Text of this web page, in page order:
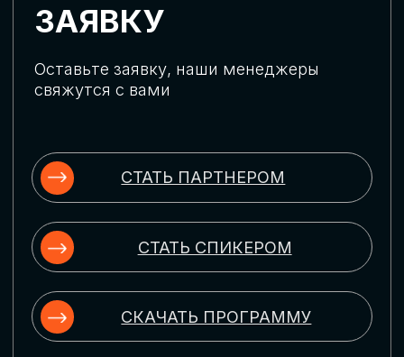
массовом использовании ИИ-
инструментов, обеспечении
ИСКУССТВЕННЫЙ
Узнаем как компании адаптируются к
новой ИИ-реальности. Как ИИ-
сотрудники становятся
«полноправными» членами команды, как
ИИ-помощники забирают на себя рутину
и как можно значительно увеличить
производительность без огромных
затрат на нейросети
ЦИФРОВИЗАЦИЯ
УПРАВЛЕНИЯ ПЕРСОНАЛОМ
Рассмотрим управление человеческим